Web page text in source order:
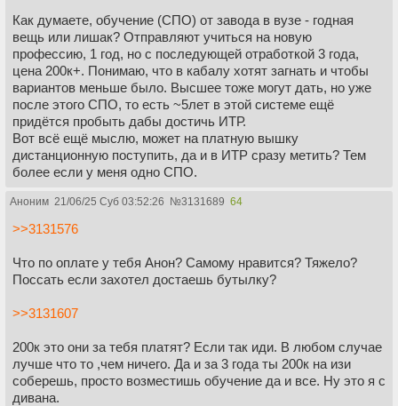
Как думаете, обучение (СПО) от завода в вузе - годная
вещь или лишак? Отправляют учиться на новую
профессию, 1 год, но с последующей отработкой 3 года,
цена 200к+. Понимаю, что в кабалу хотят загнать и чтобы
вариантов меньше было. Высшее тоже могут дать, но уже
после этого СПО, то есть ~5лет в этой системе ещё
придётся пробыть дабы достичь ИТР.
Вот всё ещё мыслю, может на платную вышку
дистанционную поступить, да и в ИТР сразу метить? Тем
более если у меня одно СПО.
Аноним 21/06/25 Суб 03:52:26 №3131689 64
>>3131576
Что по оплате у тебя Анон? Самому нравится? Тяжело?
Поссать если захотел достаешь бутылку?
>>3131607
200к это они за тебя платят? Если так иди. В любом случае
лучше что то ,чем ничего. Да и за 3 года ты 200к на изи
соберешь, просто возместишь обучение да и все. Ну это я с
дивана.